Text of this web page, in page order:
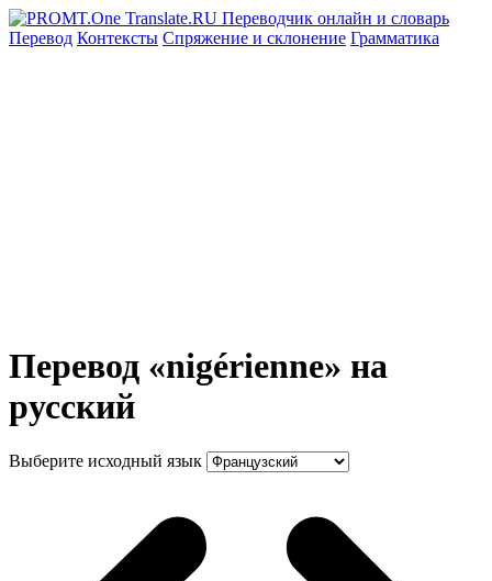
Перевод Контексты Спряжение и склонение Грамматика
Перевод «nigérienne» на
русский
Выберите исходный язык